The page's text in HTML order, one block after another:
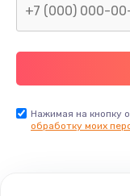
Нажимая на кнопку
обработку моих